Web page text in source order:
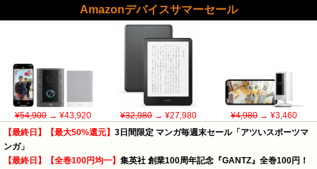
Amazonデバイスサマーセール
¥54,900→ ¥43,920 ¥32,980→ ¥27,980 ¥4,980→ ¥3,460
【最終日】【最大50%還元】 3日間限定 マンガ毎週末セール「アツいスポーツマ
ンガ」
【最終日】【全巻100円均一】 集英社 創業100周年記念『GANTZ』全巻100円！